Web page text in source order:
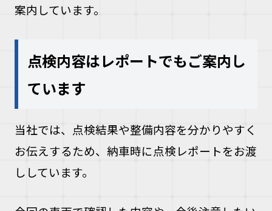
案内しています。
点検内容はレポートでもご案内し
ています
当社では、点検結果や整備内容を分かりやすく
お伝えするため、納車時に点検レポートをお渡
ししています。